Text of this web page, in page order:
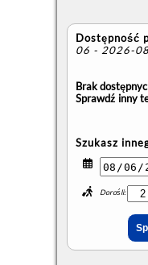
Dostępność
06 - 2026-
Brak
Sprawdź inny
Szukasz
Dorośli: